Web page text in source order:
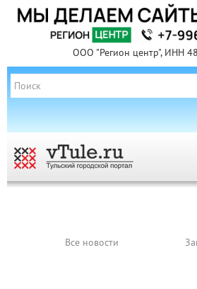
ООО "Регион центр", ИНН
Все новости